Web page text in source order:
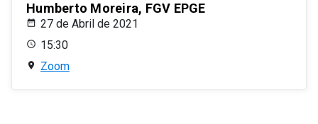
Humberto Moreira, FGV EPGE
27 de Abril de 2021
15:30
Zoom